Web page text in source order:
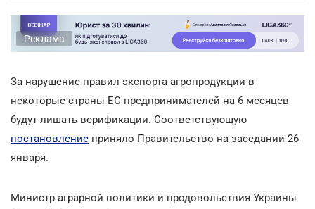
Реклама
За нарушение правил экспорта агропродукции в
некоторые страны ЕС предпринимателей на 6 месяцев
будут лишать верификации. Соответствующую
постановление приняло Правительство на заседании 26
января.
Министр аграрной политики и продовольствия Украины